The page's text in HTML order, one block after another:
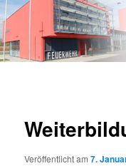
Zum
primären
Inhalt
springenFF
Veröffentlicht am7.